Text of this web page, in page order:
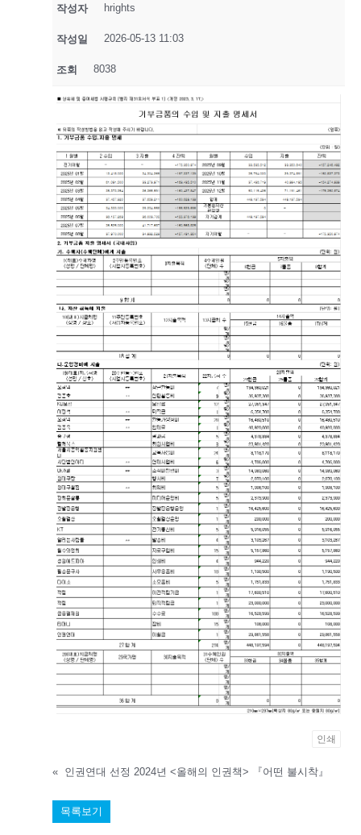
작성자 hrights
작성일 2026-05-13 11:03
조회 8038
인쇄
« 인권연대 선정 2024년 <올해의 인권책> 『어떤 불시착』
목록보기